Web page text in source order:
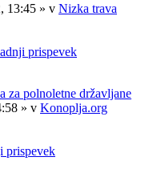
13:45 » v Nizka trava
prispevek
za polnoletne državljane
» v Konoplja.org
prispevek